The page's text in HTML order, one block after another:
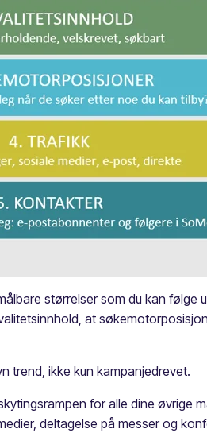
størrelser som du kan følge
at
trend, ikke kun kampanjedrevet.
for alle dine øvrige
deltagelse på messer og